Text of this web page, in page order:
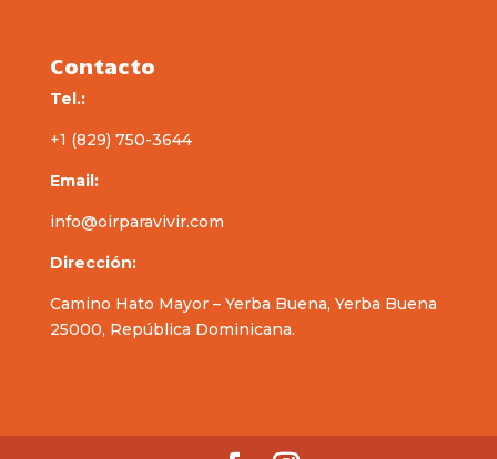
Contacto
Tel.:
+1 (829) 750-3644
Email:
info@oirparavivir.com
Dirección:
Camino Hato Mayor – Yerba Buena, Yerba Buena
25000, República Dominicana.